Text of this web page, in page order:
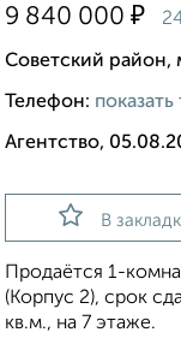
9 840 000 ₽
Советский район,
Телефон:
Агентство,
В
Продаётся 1-
(Корпус 2), срок
кв.м., на 7 этаже.